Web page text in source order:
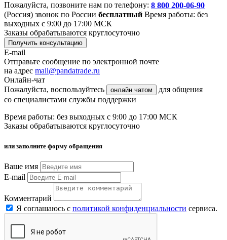
Пожалуйста, позвоните нам по телефону: 8 800 200-06-90
(Россия) звонок по России бесплатный Время работы: без
выходных с 9:00 до 17:00 МСК
Заказы обрабатываются круглосуточно
Получить консультацию
E-mail
Отправьте сообщение по электронной почте
на адрес mail@pandatrade.ru
Онлайн-чат
Пожалуйста, воспользуйтесь
онлайн чатом
для общения
со специалистами службы поддержки
Время работы: без выходных с 9:00 до 17:00 МСК
Заказы обрабатываются круглосуточно
или заполните форму обращения
Ваше имя
E-mail
Комментарий
Я соглашаюсь с политикой конфиденциальности сервиса.